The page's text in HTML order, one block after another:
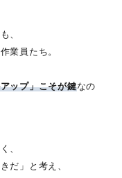
、
業員たち。
ップ」こそが鍵なの
、
だ」と考え、